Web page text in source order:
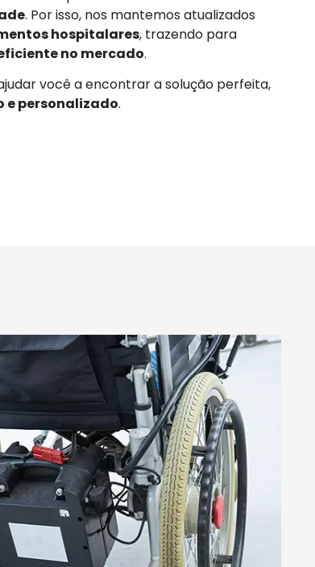
. Por isso, nos mantemos atualizados
hospitalares, trazendo para
no mercado.
você a encontrar a solução perfeita,
e personalizado.